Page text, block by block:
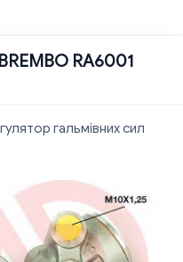
BREMBO RA6001
гальмівних сил